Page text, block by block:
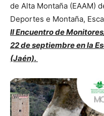
de Alta Montaña (EAAM)
Deportes e Montaña,
II Encuentro de
22 de septiembre en la
(Jaén).